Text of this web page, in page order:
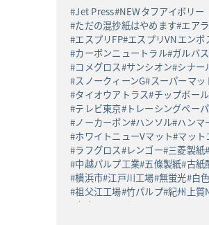
Jet Press NEWタフアイボリー
ただの混抄紙はやめます エア
エスプリFP エスプリVNエンボ
カーボンニュートラル ガルバ
コメグロス サンシオン シナー
スノークィーンG スーパーマッ
タイオウアトラス チップボー
テレビ東京 トレーシングペー
ノーカーボン ハンソル ハンマ
ホワイトニューVマット マット
ラフグロス レンゴー 三菱製紙
中越パルプ工業 五條製紙 古紙
横浜市 江戸川工場 無蛍光 白
祖父江工場 竹パルプ 紀州上質
高白ラフバガス